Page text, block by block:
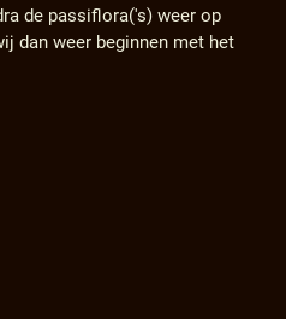
de passiflora('s) weer op
dan weer beginnen met het